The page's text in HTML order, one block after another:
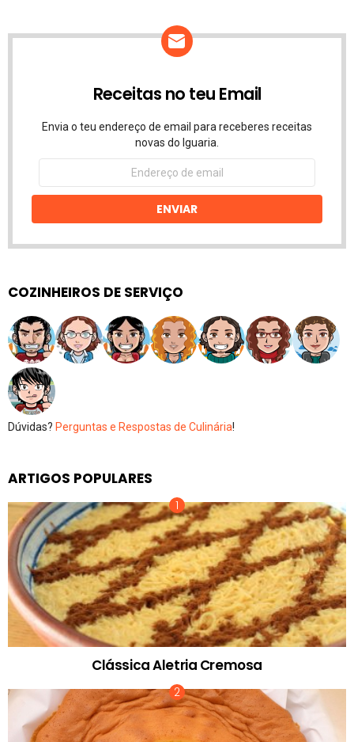
Receitas no teu Email
Envia o teu endereço de email para receberes receitas
novas do Iguaria.
Endereço
email
ENVIAR
COZINHEIROS DE SERVIÇO
Dúvidas? Perguntas e Respostas de Culinária!
ARTIGOS POPULARES
Clássica Aletria Cremosa